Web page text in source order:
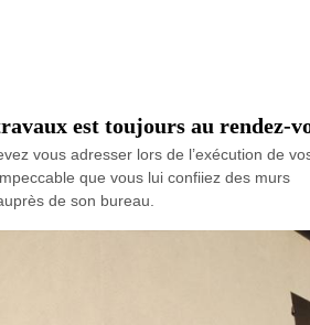
est toujours au rendez-
vous adresser lors de l’exécution de
que vous lui confiiez des murs
de son bureau.